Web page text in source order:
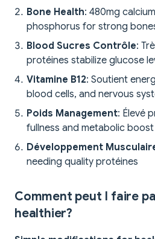
Bone Health: 480mg
phosphorus for strong
Blood Sucres Contrôle:
protéines stabilize glucose
Vitamine B12: Soutient
blood cells, and nervous
Poids Management: Élevé
fullness and metabolic boost
Développement
needing quality protéines
Comment peut I faire
healthier?